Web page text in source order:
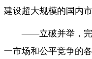
建设超大规模的国内
——立破并举，完
一市场和公平竞争的